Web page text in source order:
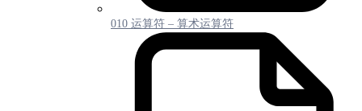
010 运算符 – 算术运算符